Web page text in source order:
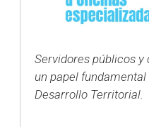
Servidores públicos y
un papel
Desarrollo Territorial.